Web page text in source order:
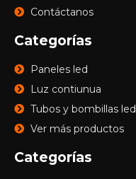
Contáctanos
Categorías
Paneles led
Luz contiunua
Tubos y bombillas led
Ver más productos
Categorías